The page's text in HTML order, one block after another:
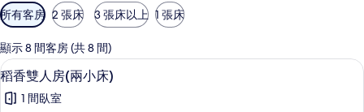
可
用
的
客
房
篩
所有客房 2 張床 3 張床以上 1 張床
顯示 8 間客房 (共 8 間)
顯
示
稻香雙人房(兩小床) | 1 間臥室、書桌
6
稻香雙人房(兩小床)
1 間臥室